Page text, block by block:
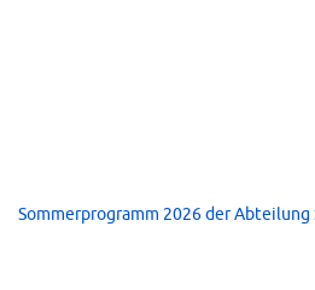
Sommerprogramm 2026 der Abteilung